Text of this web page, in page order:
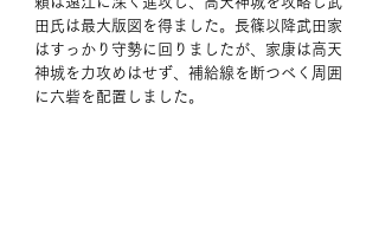
田氏は最大版図を得ました。長篠以降武田家
はすっかり守勢に回りましたが、家康は高天
神城を力攻めはせず、補給線を断つべく周囲
に六砦を配置しました。